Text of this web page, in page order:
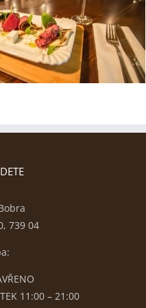
739 04
11:00 – 21:00